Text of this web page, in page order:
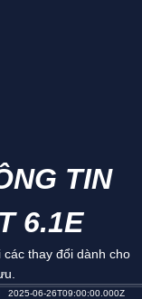
TIN
6.1E
thay đổi dành cho
2025-06-26T09:00:00.000Z